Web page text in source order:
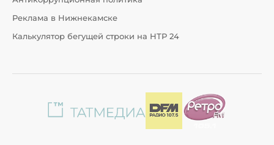
Реклама в Нижнекамске
Калькулятор бегущей строки на НТР 24